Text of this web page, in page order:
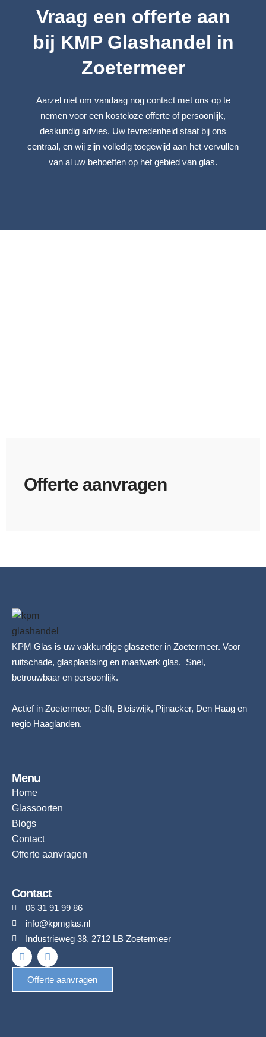
Vraag een offerte aan
bij KMP Glashandel in
Zoetermeer
Aarzel niet om vandaag nog contact met ons op te
nemen voor een kosteloze offerte of persoonlijk,
deskundig advies. Uw tevredenheid staat bij ons
centraal, en wij zijn volledig toegewijd aan het vervullen
van al uw behoeften op het gebied van glas.
Offerte aanvragen
KPM Glas is uw vakkundige glaszetter in Zoetermeer. Voor
ruitschade, glasplaatsing en maatwerk glas. Snel,
betrouwbaar en persoonlijk.
Actief in Zoetermeer, Delft, Bleiswijk, Pijnacker, Den Haag en
regio Haaglanden.
Menu
Home
Glassoorten
Blogs
Contact
Offerte aanvragen
Contact
06 31 91 99 86
info@kpmglas.nl
Industrieweg 38, 2712 LB Zoetermeer
F
a
c
b
I
n
s
t
a
Offerte aanvragen